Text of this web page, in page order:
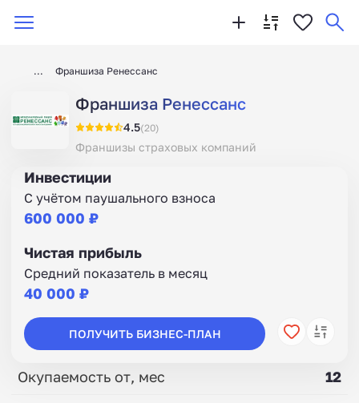
Франшиза Ренессанс
Франшиза Ренессанс
4.5(20)
Франшизы страховых компаний
Инвестиции
С учётом паушального взноса
600 000 ₽
Чистая прибыль
Средний показатель в месяц
40 000 ₽
ПОЛУЧИТЬ БИЗНЕС-ПЛАН
Окупаемость от, мес
12